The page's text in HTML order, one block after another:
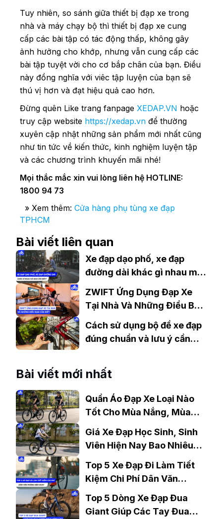
Tuy nhiên, so sánh giữa thiết bị đạp xe trong
nhà và máy chạy bộ thì thiết bị đạp xe cung
cấp các bài tập có tác động thấp, không gây
ảnh hưởng cho khớp, nhưng vẫn cung cấp các
bài tập tuyệt vời cho cơ bắp chân của bạn. Điều
này đồng nghĩa với viêc tập luyện của bạn sẽ
thú vị hơn và đạt hiệu quả cao hơn.
Đừng quên Like trang fanpage XEDAP.VN hoặc
truy cập website https://xedap.vn để thường
xuyên cập nhật những sản phẩm mới nhất cũng
như tin tức về kiến thức, kinh nghiệm luyện tập
và các chương trình khuyến mãi nhé!
Mọi thắc mắc xin vui lòng liên hệ HOTLINE:
1800 94 73
» Xem thêm: Cửa hàng phụ tùng xe đạp
TPHCM
Bài viết liên quan
Xe đạp dạo phố, xe đạp
đường dài khác gì nhau mà
bạn cần biết?
ZWIFT Ứng Dụng Đạp Xe
Tại Nhà Và Những Điều Bạn
Cách sử dụng bộ đề xe đạp
đúng chuẩn và lưu ý cần
Bài viết mới nhất
Quần Áo Đạp Xe Loại Nào
Tốt Cho Mùa Nắng, Mùa
Giá Xe Đạp Học Sinh, Sinh
Viên Hiện Nay Bao Nhiêu?
Top 5 Xe Đạp Đi Làm Tiết
Kiệm Chi Phí Dân Văn
Phòng Nên Mua?
Top 5 Dòng Xe Đạp Đua
Giant Giúp Các Tay Đua